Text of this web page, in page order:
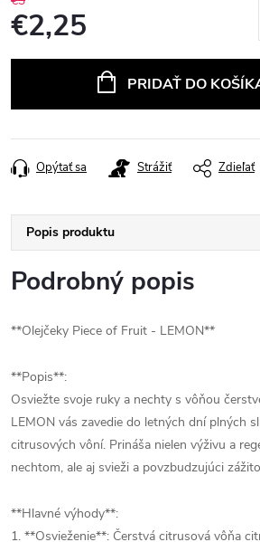
€2,25
PRIDAŤ DO
Opýtať sa Strážiť Zdieľať
Popis produktu
Podrobný popis
**Olejčeky Piece of Fruit - LEMON**
**Popis**:
Osviežte svoje ruky a nechty s vôňou
LEMON vás zavedie do letných dní plných
citrusových vôní. Prináša nielen výživu a
nechtom, ale aj svieži a povzbudzujúci
**Hlavné výhody**:
1. **Osvieženie**: Čerstvá citrusová vôňa